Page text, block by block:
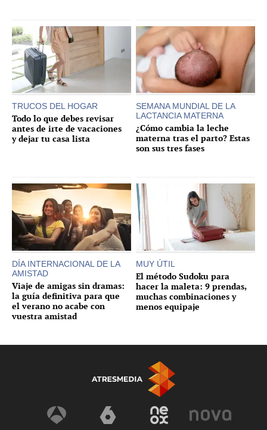
TRUCOS DEL HOGAR
Todo lo que debes revisar
antes de irte de vacaciones
y dejar tu casa lista
SEMANA MUNDIAL DE LA
LACTANCIA MATERNA
¿Cómo cambia la leche
materna tras el parto? Estas
son sus tres fases
DÍA INTERNACIONAL DE LA
AMISTAD
Viaje de amigas sin dramas:
la guía definitiva para que
el verano no acabe con
vuestra amistad
MUY ÚTIL
El método Sudoku para
hacer la maleta: 9 prendas,
muchas combinaciones y
menos equipaje